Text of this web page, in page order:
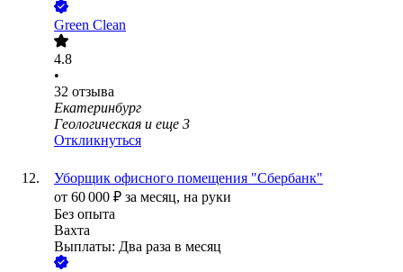
Green Clean
4.8
•
32 отзыва
Екатеринбург
Геологическая и еще 3
Откликнуться
Уборщик офисного помещения "Сбербанк"
от 60 000 ₽ за месяц, на руки
Без опыта
Вахта
Выплаты: Два раза в месяц